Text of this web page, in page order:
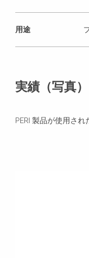
用途
実績（写真）
PERI 製品が使用され